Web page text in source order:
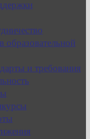
образовательной
и требования